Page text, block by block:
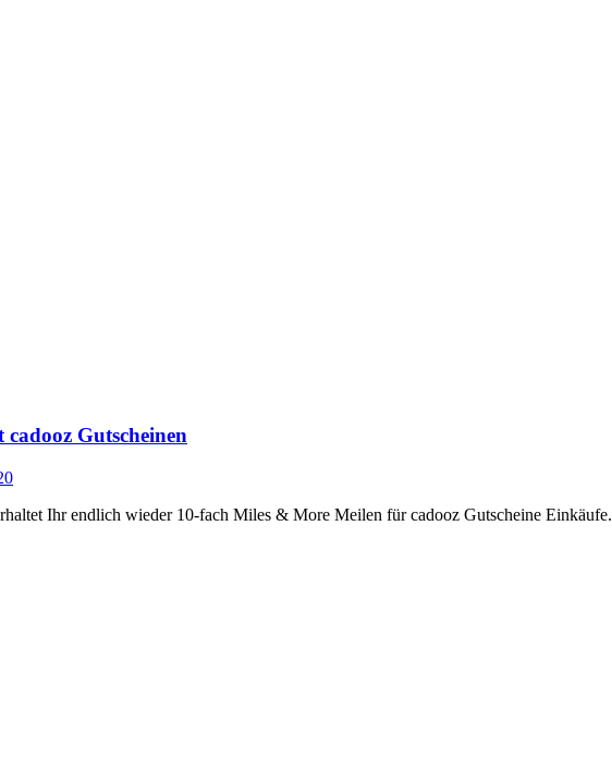
Gutscheinen
Ihr endlich wieder 10-fach Miles & More Meilen für cadooz Gutscheine Einkäufe.